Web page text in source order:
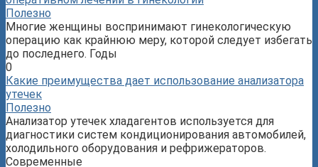
Полезно
Многие женщины воспринимают гинекологическую
операцию как крайнюю меру, которой следует избегать
до последнего. Годы
0
Какие преимущества дает использование анализатора
утечек
Полезно
Анализатор утечек хладагентов используется для
диагностики систем кондиционирования автомобилей,
холодильного оборудования и рефрижераторов.
Современные